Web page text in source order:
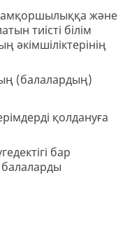
және
тиісті білім
(балалардың)
қолдануға
бар